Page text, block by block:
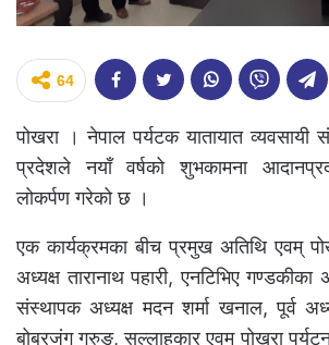
64
पोखरा । नेपाल पर्यटक यातायात व्यवसायी
प्रदेशले नयाँ वर्षको शुभकामना
लोकर्पण गरेको छ ।
एक कार्यक्रमका बीच प्रमुख अतिथि एवम्
अध्यक्ष तारानाथ पहारी, एनटिभिए गण्डकीका
संस्थापक अध्यक्ष मदन शर्मा खनाल, पूर्व
बोबरजंग गुुरुङ, सल्लाहकार एवम् पोखरा पर्यटन